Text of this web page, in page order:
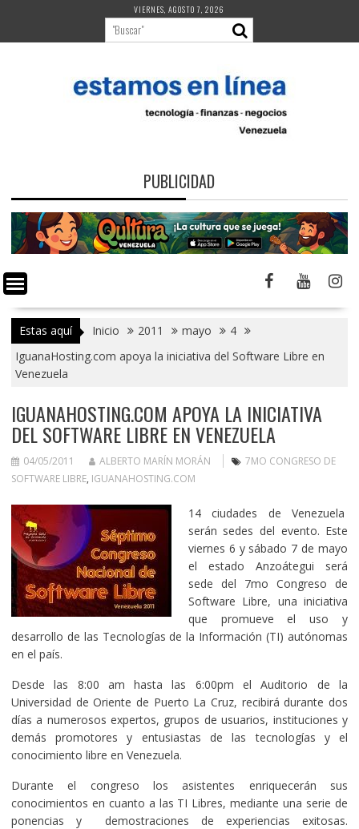
contenido
VIERNES, AGOSTO 7, 2026
PUBLICIDAD
Estas aquí Inicio 2011 mayo
4
IguanaHosting.com apoya la iniciativa del Software Libre en
Venezuela
IGUANAHOSTING.COM APOYA LA INICIATIVA
DEL SOFTWARE LIBRE EN VENEZUELA
04/05/2011 ALBERTO MARÍN MORÁN
7MO CONGRESO DE
SOFTWARE LIBRE, IGUANAHOSTING.COM
14 ciudades de Venezuela
serán sedes del evento. Este
viernes 6 y sábado 7 de mayo
el estado Anzoátegui será
sede del 7mo Congreso de
Software Libre, una iniciativa
que promueve el uso y
desarrollo de las Tecnologías de la Información (TI) autónomas
en el país.
Desde las 8:00 am hasta las 6:00pm el Auditorio de la
Universidad de Oriente de Puerto La Cruz, recibirá durante dos
días a numerosos expertos, grupos de usuarios, instituciones y
demás promotores y entusiastas de las tecnologías y el
conocimiento libre en Venezuela.
Durante el congreso los asistentes enriquecerán sus
conocimientos en cuanto a las TI Libres, mediante una serie de
ponencias y demostraciones de experiencias exitosas.